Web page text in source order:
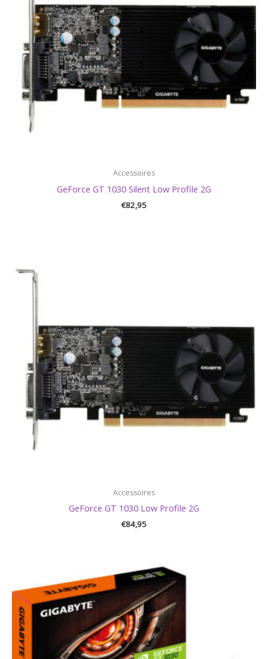
Accessoires
GeForce GT 1030 Silent Low Profile 2G
€82,95
Accessoires
GeForce GT 1030 Low Profile 2G
€84,95